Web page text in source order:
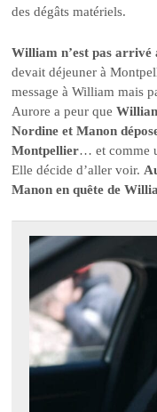
des dégâts matériels.
William n’est pas arrivé
devait déjeuner à
message à William mais
Aurore a peur que
Nordine et Manon
Montpellier… et comme
Elle décide d’aller voir.
Manon en quête de